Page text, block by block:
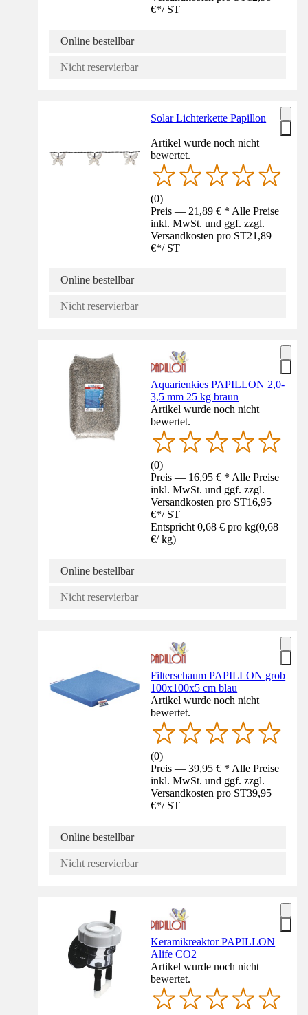
€*/ ST
Online bestellbar
Nicht reservierbar
Solar Lichterkette Papillon
Artikel wurde noch nicht
bewertet.
(0)
Preis — 21,89 € * Alle Preise
inkl. MwSt. und ggf. zzgl.
Versandkosten pro ST21,89
€*/ ST
Online bestellbar
Nicht reservierbar
Aquarienkies PAPILLON 2,0-
3,5 mm 25 kg braun
Artikel wurde noch nicht
bewertet.
(0)
Preis — 16,95 € * Alle Preise
inkl. MwSt. und ggf. zzgl.
Versandkosten pro ST16,95
€*/ ST
Entspricht 0,68 € pro kg(0,68
€/ kg)
Online bestellbar
Nicht reservierbar
Filterschaum PAPILLON grob
100x100x5 cm blau
Artikel wurde noch nicht
bewertet.
(0)
Preis — 39,95 € * Alle Preise
inkl. MwSt. und ggf. zzgl.
Versandkosten pro ST39,95
€*/ ST
Online bestellbar
Nicht reservierbar
Keramikreaktor PAPILLON
Alife CO2
Artikel wurde noch nicht
bewertet.